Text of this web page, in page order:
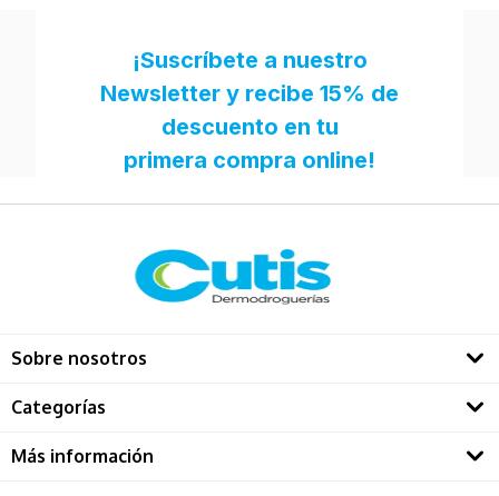
Sobre nosotros
Quienes somos
Categorías
Rostro
Más información